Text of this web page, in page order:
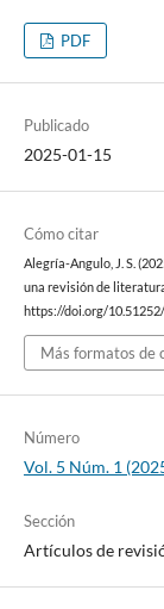
PDF
Publicado
2025-01-15
Cómo citar
Alegría-Angulo, J. S.
una revisión de
https://doi.org/
Más formatos de
Número
Vol. 5 Núm. 1
Sección
Artículos de